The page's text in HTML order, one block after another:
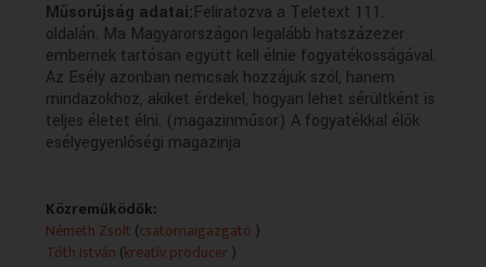
Műsorújság adatai:Feliratozva a Teletext 111.
oldalán. Ma Magyarországon legalább hatszázezer
embernek tartósan együtt kell élnie fogyatékosságával.
Az Esély azonban nemcsak hozzájuk szól, hanem
mindazokhoz, akiket érdekel, hogyan lehet sérültként is
teljes életet élni. (magazinműsor) A fogyatékkal élők
esélyegyenlőségi magazinja
Közreműködők:
Németh Zsolt (csatornaigazgató )
Tóth István (kreatív producer)